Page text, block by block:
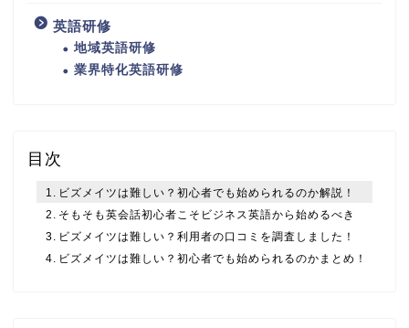
英語研修
地域英語研修
業界特化英語研修
目次
ビズメイツは難しい？初心者でも始められるのか解説！
そもそも英会話初心者こそビジネス英語から始めるべき
ビズメイツは難しい？利用者の口コミを調査しました！
ビズメイツは難しい？初心者でも始められるのかまとめ！